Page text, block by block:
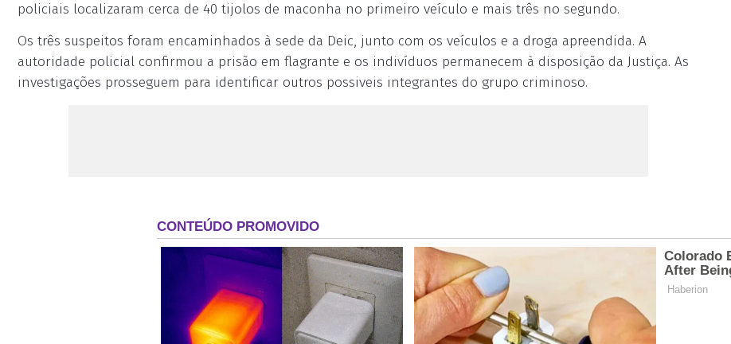
policiais localizaram cerca de 40 tijolos de maconha no primeiro veículo e mais três no segundo.
Os três suspeitos foram encaminhados à sede da Deic, junto com os veículos e a droga apreendida. A
autoridade policial confirmou a prisão em flagrante e os indivíduos permanecem à disposição da Justiça. As
investigações prosseguem para identificar outros possiveis integrantes do grupo criminoso.